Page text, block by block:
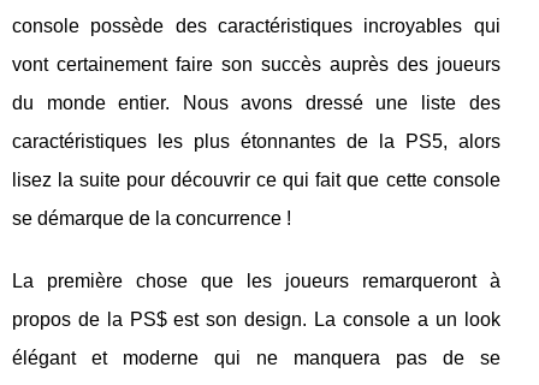
console possède des caractéristiques incroyables qui
vont certainement faire son succès auprès des joueurs
du monde entier. Nous avons dressé une liste des
caractéristiques les plus étonnantes de la PS5, alors
lisez la suite pour découvrir ce qui fait que cette console
se démarque de la concurrence !
La première chose que les joueurs remarqueront à
propos de la PS$ est son design. La console a un look
élégant et moderne qui ne manquera pas de se